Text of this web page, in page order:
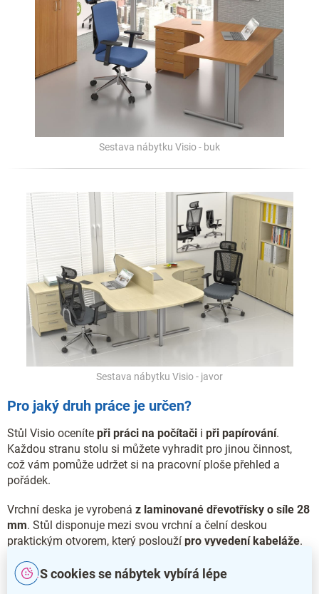
S cookies se nábytek vybírá lépe
Sestava nábytku Visio - buk
Sestava nábytku Visio - javor
Pro jaký druh práce je určen?
Stůl Visio oceníte při práci na počítači i při papírování.
Každou stranu stolu si můžete vyhradit pro jinou činnost,
což vám pomůže udržet si na pracovní ploše přehled a
pořádek.
Vrchní deska je vyrobená z laminované dřevotřísky o síle 28
mm. Stůl disponuje mezi svou vrchní a čelní deskou
praktickým otvorem, který poslouží pro vyvedení kabeláže.
Na délku má stůl 120 cm. Hloubka stolu je 70 cm a budete
tak mít dostatek prostoru pro klávesnici a myš.